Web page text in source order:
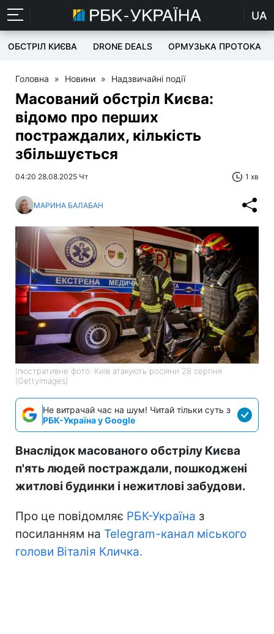
UA
ОБСТРІЛ КИЄВА DRONE DEALS ОРМУЗЬКА ПРОТОКА
Головна » Новини » Надзвичайні події
Масований обстріл Києва:
відомо про перших
постраждалих, кількість
збільшується
04:20 28.08.2025 Чт 1 хв
МАРИНА БАЛАБАН
Ілюстративне фото: Київ атакують росіяни 28 серпня
(GettyImages)
Не витрачай час на шум! Читай тільки суть з
РБК-Україна у Google
Внаслідок масованого обстрілу Києва
п'ять людей постраждали, пошкоджені
житлові будинки і нежитлові забудови.
Про це повідомляє РБК-Україна з
посиланням на Telegram-канал міського
голови Віталія Кличка.